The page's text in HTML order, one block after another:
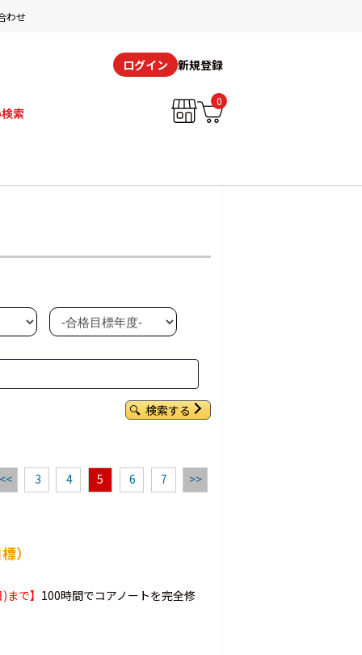
わせ
ログイン 新規登録
索
0
検索する
<< 3 4 5 6 7 >>
）
で】 100時間でコアノートを完全修